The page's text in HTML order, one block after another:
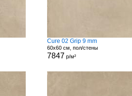
Cure 02 Grip 9 mm
60x60 см, пол/стены
7847 р/м²